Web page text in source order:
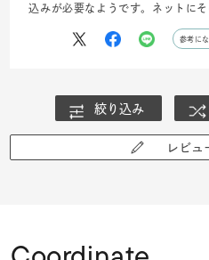
込みが必要なようです。ネットに
参考に
絞り込み
レビュ